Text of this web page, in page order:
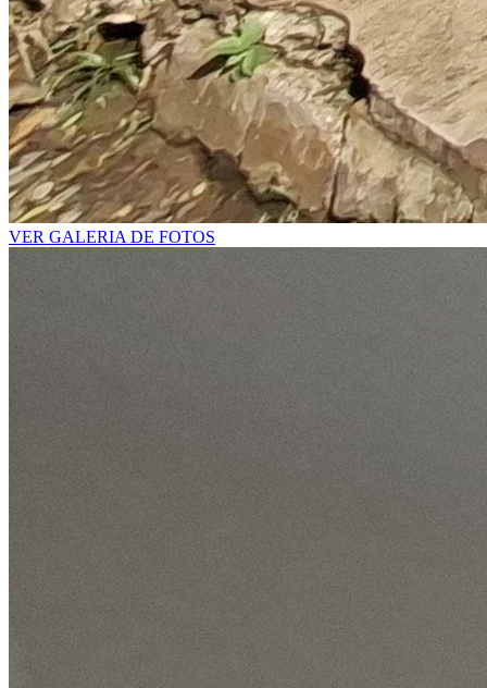
VER GALERIA DE FOTOS